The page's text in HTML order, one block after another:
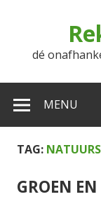
dé
MENU
TAG:
GROEN